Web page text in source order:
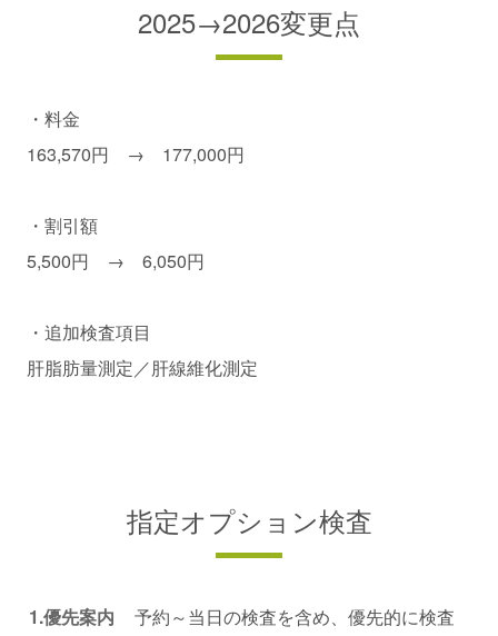
2025→2026変更点
・料金
163,570円 → 177,000円
・割引額
5,500円 → 6,050円
・追加検査項目
肝脂肪量測定／肝線維化測定
指定オプション検査
1.優先案内
予約～当日の検査を含め、優先的に検査